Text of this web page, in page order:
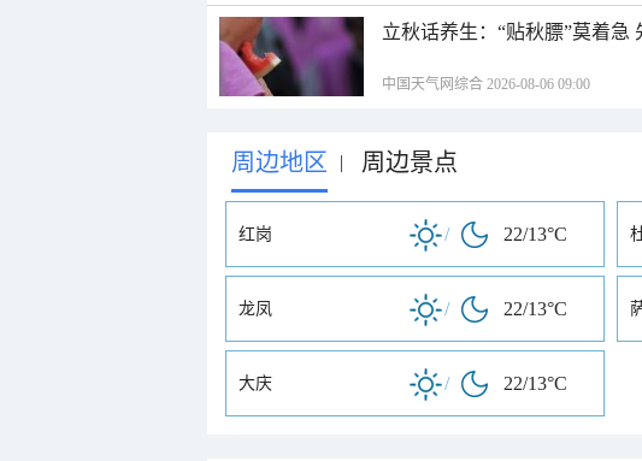
立秋话养生：“贴秋膘”莫着急
中国天气网综合 2026-08-06 09:00
周边地区 | 周边景点
红岗 / 22/13°C
龙凤 / 22/13°C
大庆 / 22/13°C